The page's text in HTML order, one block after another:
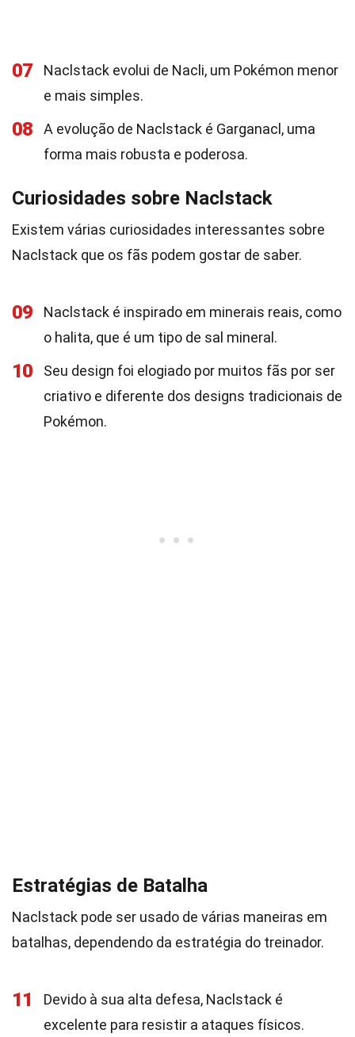
07
Naclstack evolui de Nacli, um Pokémon menor
e mais simples.
08
A evolução de Naclstack é Garganacl, uma
forma mais robusta e poderosa.
Curiosidades sobre Naclstack
Existem várias curiosidades interessantes sobre
Naclstack que os fãs podem gostar de saber.
09
Naclstack é inspirado em minerais reais, como
o halita, que é um tipo de sal mineral.
10
Seu design foi elogiado por muitos fãs por ser
criativo e diferente dos designs tradicionais de
Pokémon.
Estratégias de Batalha
Naclstack pode ser usado de várias maneiras em
batalhas, dependendo da estratégia do treinador.
11
Devido à sua alta defesa, Naclstack é
excelente para resistir a ataques físicos.